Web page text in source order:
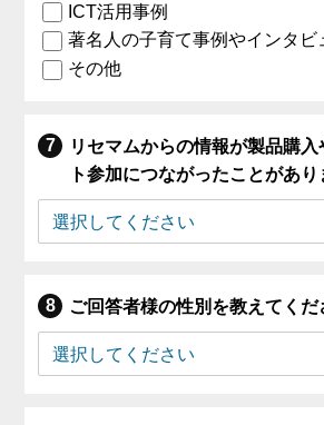
ICT活用事例
著名人の子育て事例やインタビ
その他
リセマムからの情報が製品購
ト参加につながったことがあり
ご回答者様の性別を教えてくだ